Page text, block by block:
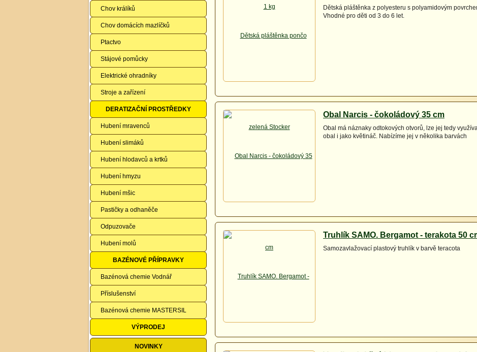
Chov králíků
Chov domácích mazlíčků
Ptactvo
Stájové pomůcky
Elektrické ohradníky
Stroje a zařízení
DERATIZAČNÍ PROSTŘEDKY
Hubení mravenců
Hubení slimáků
Hubení hlodavců a krtků
Hubení hmyzu
Hubení mšic
Pastičky a odhaněče
Odpuzovače
Hubení molů
BAZÉNOVÉ PŘÍPRAVKY
Bazénová chemie Vodnář
Příslušenství
Bazénová chemie MASTERSIL
VÝPRODEJ
NOVINKY
Dětská pláštěnka z polyesteru s polyamidovým
Vhodné pro děti od 3 do 6 let.
Obal Narcis - čokoládový 35 cm
Obal má náznaky odtokových otvorů, lze jej tedy
obal i jako květináč. Nabízíme jej v několika barvách
Truhlík SAMO. Bergamot - terakota 50
Samozavlažovací plastový truhlík v barvě teracota